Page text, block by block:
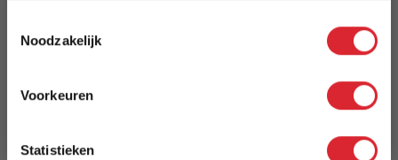
Noodzakelijk
Voorkeuren
Statistieken
Neah X 160 Sofa Bed with Standard Arms